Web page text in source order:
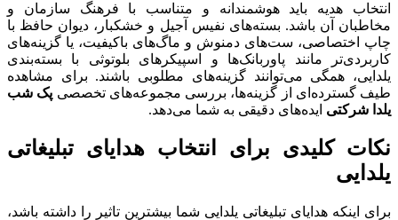
انتخاب هدیه باید هوشمندانه و متناسب با فرهنگ سازمان و
مخاطبان آن باشد. بسته‌های نفیس آجیل و خشکبار، دیوان حافظ با
چاپ اختصاصی، ست‌های دمنوش و ماگ‌های باکیفیت، یا گزینه‌های
کاربردی‌تر مانند پاوربانک‌ها و اسپیکرهای بلوتوثی با بسته‌بندی
یلدایی، همگی می‌توانند گزینه‌های مطلوبی باشند. برای مشاهده
طیف گسترده‌ای از گزینه‌ها، بررسی مجموعه‌های تخصصی پک شب
یلدا شرکتی ایده‌های دقیقی به شما می‌دهد.
نکات کلیدی برای انتخاب هدایای تبلیغاتی
یلدایی
برای اینکه هدایای تبلیغاتی یلدایی شما بیشترین تاثیر را داشته باشد،